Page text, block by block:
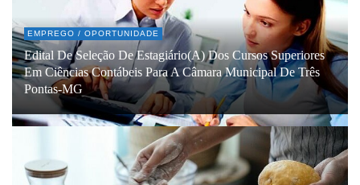
EMPREGO / OPORTUNIDADE
Edital De Seleção De Estagiário(a) Dos Cursos Superiores
Em Ciências Contábeis Para A Câmara Municipal De Três
Pontas-MG